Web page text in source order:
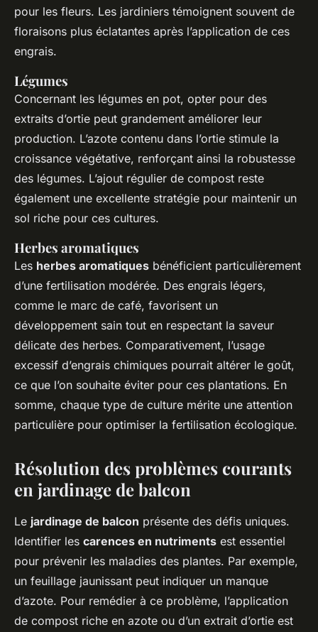
pour les fleurs. Les jardiniers témoignent souvent de
floraisons plus éclatantes après l’application de ces
engrais.
Légumes
Concernant les légumes en pot, opter pour des
extraits d’ortie peut grandement améliorer leur
production. L’azote contenu dans l’ortie stimule la
croissance végétative, renforçant ainsi la robustesse
des légumes. L’ajout régulier de compost reste
également une excellente stratégie pour maintenir un
sol riche pour ces cultures.
Herbes aromatiques
Les herbes aromatiques bénéficient particulièrement
d’une fertilisation modérée. Des engrais légers,
comme le marc de café, favorisent un
développement sain tout en respectant la saveur
délicate des herbes. Comparativement, l’usage
excessif d’engrais chimiques pourrait altérer le goût,
ce que l’on souhaite éviter pour ces plantations. En
somme, chaque type de culture mérite une attention
particulière pour optimiser la fertilisation écologique.
Résolution des problèmes courants
en jardinage de balcon
Le jardinage de balcon présente des défis uniques.
Identifier les carences en nutriments est essentiel
pour prévenir les maladies des plantes. Par exemple,
un feuillage jaunissant peut indiquer un manque
d’azote. Pour remédier à ce problème, l’application
de compost riche en azote ou d’un extrait d’ortie est